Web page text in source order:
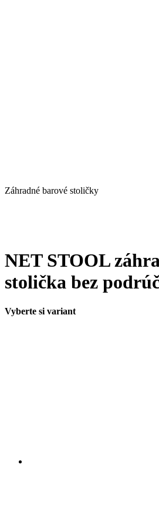
Záhradné barové stoličky
NET STOOL
stolička bez
Vyberte si variant